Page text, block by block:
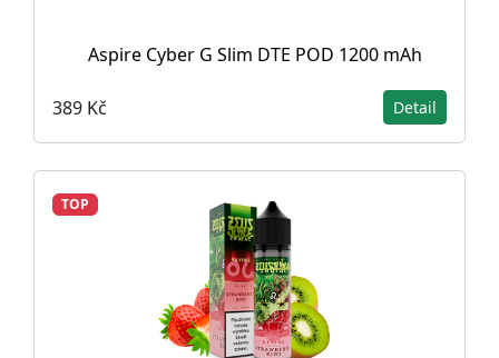
Aspire Cyber G Slim DTE POD 1200 mAh
389 Kč Detail
TOP